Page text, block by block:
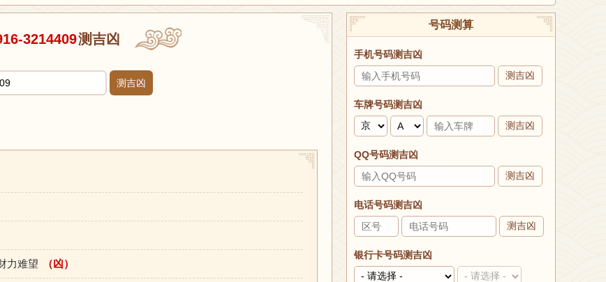
3214409测吉凶
测吉凶
力难望 （凶）
号码测算
手机号码测吉凶
测吉凶
车牌号码测吉凶
测吉凶
QQ号码测吉凶
测吉凶
电话号码测吉凶
测吉凶
银行卡号码测吉凶